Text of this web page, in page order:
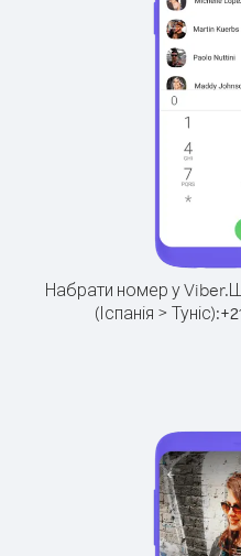
Набрати номер у Viber.
(Іспанія > Туніс):+